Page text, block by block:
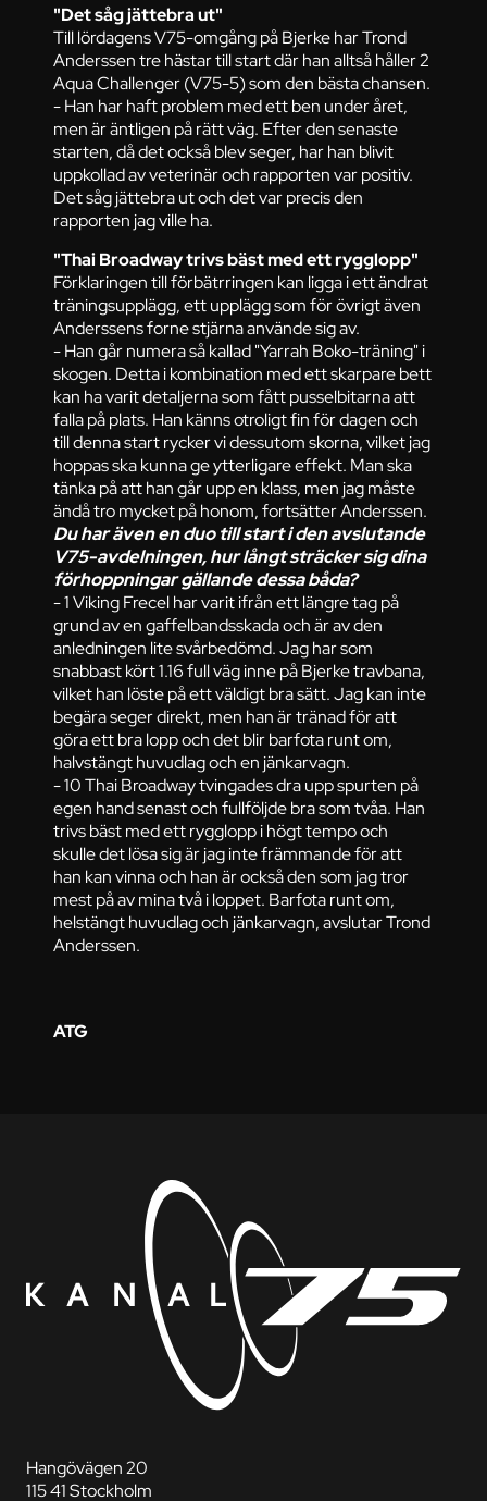
"Det såg jättebra ut"
Till lördagens V75-omgång på Bjerke har Trond
Anderssen tre hästar till start där han alltså håller 2
Aqua Challenger (V75-5) som den bästa chansen.
- Han har haft problem med ett ben under året,
men är äntligen på rätt väg. Efter den senaste
starten, då det också blev seger, har han blivit
uppkollad av veterinär och rapporten var positiv.
Det såg jättebra ut och det var precis den
rapporten jag ville ha.
"Thai Broadway trivs bäst med ett rygglopp"
Förklaringen till förbätrringen kan ligga i ett ändrat
träningsupplägg, ett upplägg som för övrigt även
Anderssens forne stjärna använde sig av.
- Han går numera så kallad "Yarrah Boko-träning" i
skogen. Detta i kombination med ett skarpare bett
kan ha varit detaljerna som fått pusselbitarna att
falla på plats. Han känns otroligt fin för dagen och
till denna start rycker vi dessutom skorna, vilket jag
hoppas ska kunna ge ytterligare effekt. Man ska
tänka på att han går upp en klass, men jag måste
ändå tro mycket på honom, fortsätter Anderssen.
Du har även en duo till start i den avslutande
V75-avdelningen, hur långt sträcker sig dina
förhoppningar gällande dessa båda?
- 1 Viking Frecel har varit ifrån ett längre tag på
grund av en gaffelbandsskada och är av den
anledningen lite svårbedömd. Jag har som
snabbast kört 1.16 full väg inne på Bjerke travbana,
vilket han löste på ett väldigt bra sätt. Jag kan inte
begära seger direkt, men han är tränad för att
göra ett bra lopp och det blir barfota runt om,
halvstängt huvudlag och en jänkarvagn.
- 10 Thai Broadway tvingades dra upp spurten på
egen hand senast och fullföljde bra som tvåa. Han
trivs bäst med ett rygglopp i högt tempo och
skulle det lösa sig är jag inte främmande för att
han kan vinna och han är också den som jag tror
mest på av mina två i loppet. Barfota runt om,
helstängt huvudlag och jänkarvagn, avslutar Trond
Anderssen.
ATG
Hangövägen 20
115 41 Stockholm